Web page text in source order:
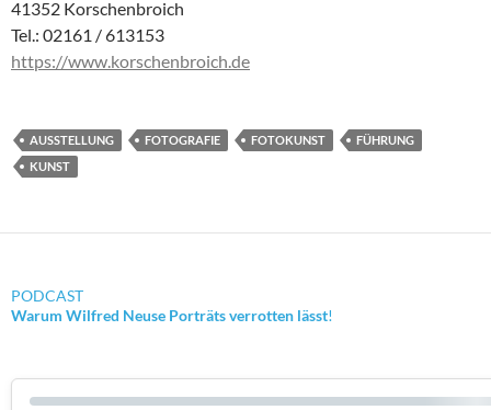
41352 Korschenbroich
Tel.: 02161 / 613153
https://www.korschenbroich.de
AUSSTELLUNG FOTOGRAFIE FOTOKUNST
FÜHRUNG
KUNST
PODCAST
Warum Wilfred Neuse Porträts verrotten lässt!